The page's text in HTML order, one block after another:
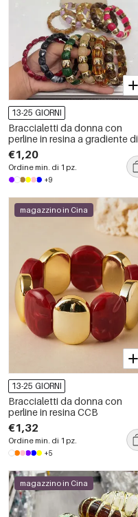
13-25 GIORNI
Braccialetti da donna con
perline in resina a gradiente di
colore
€1,20
Ordine min. di 1 pz.
+9
magazzino in Cina
13-25 GIORNI
Braccialetti da donna con
perline in resina CCB
€1,32
Ordine min. di 1 pz.
+5
magazzino in Cina